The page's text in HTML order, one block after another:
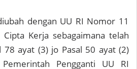
dengan UU RI Nomor 11
Kerja sebagaimana telah
78 ayat (3) jo Pasal 50 ayat (2)
Pengganti UU RI